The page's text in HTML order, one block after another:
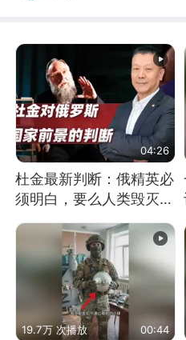
04:26
杜金最新判断：俄精英必
须明白，要么人类毁灭，
要么俄毁灭
19.7万 次播放 00:44